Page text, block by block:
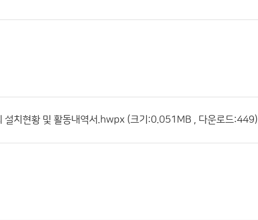
설치현황 및 활동내역서.hwpx (크기:0.051MB , 다운로드:449)